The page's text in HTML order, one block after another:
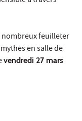
nombreux feuilleter
en salle de
vendredi 27 mars